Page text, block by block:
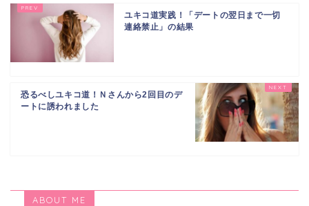
ユキコ道実践！「デートの翌日まで一切
連絡禁止」の結果
恐るべしユキコ道！Ｎさんから2回目のデ
ートに誘われました
ABOUT ME